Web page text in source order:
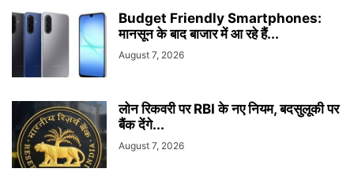
Budget Friendly Smartphones:
मानसून के बाद बाजार में आ रहे हैं...
August 7, 2026
लोन रिकवरी पर RBI के नए नियम, बदसुलूकी पर
बैंक देंगे...
August 7, 2026